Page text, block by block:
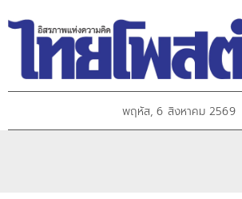
พฤหัส, 6 สิงหาคม 2569